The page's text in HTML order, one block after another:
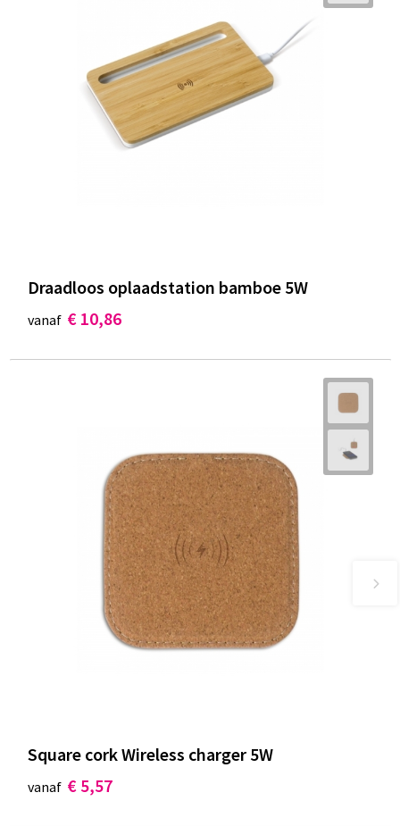
Draadloos oplaadstation bamboe 5W
vanaf € 10,86
Square cork Wireless charger 5W
vanaf € 5,57